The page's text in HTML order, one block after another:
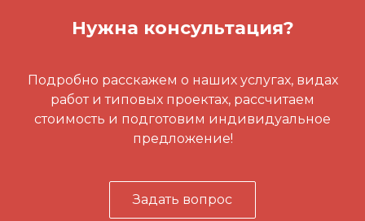
Нужна консультация?
Подробно расскажем о наших услугах, видах
работ и типовых проектах, рассчитаем
стоимость и подготовим индивидуальное
предложение!
Задать вопрос